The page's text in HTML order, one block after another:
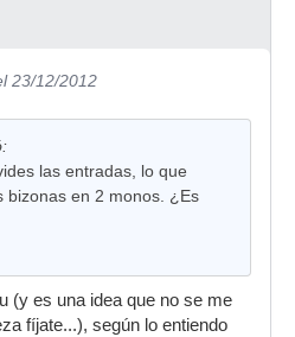
23/12/2012
las entradas, lo que
bizonas en 2 monos. ¿Es
(y es una idea que no se me
fíjate...), según lo entiendo